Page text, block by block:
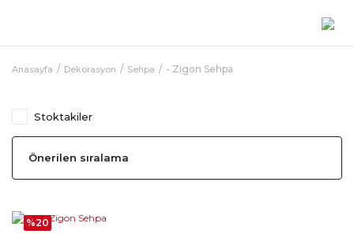
Anasayfa Dekorasyon Sehpa - Zigon Sehpa
Stoktakiler
%20